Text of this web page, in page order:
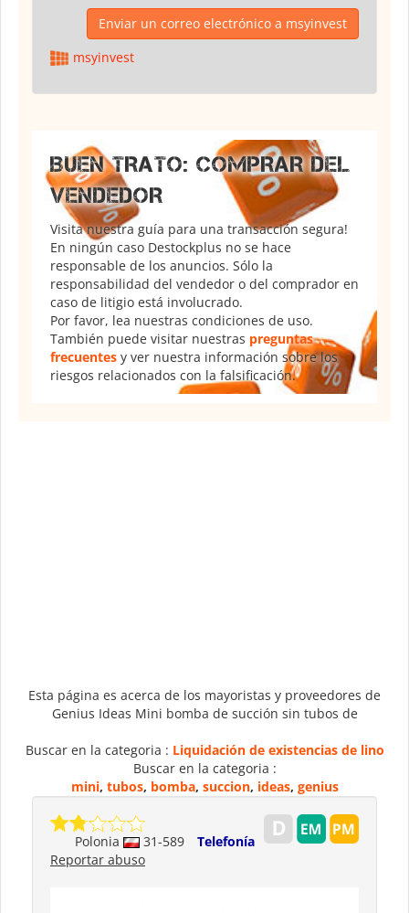
Enviar un correo electrónico a msyinvest
msyinvest
BUEN TRATO: COMPRAR DEL
VENDEDOR
Visita nuestra guía para una transacción segura!
En ningún caso Destockplus no se hace
responsable de los anuncios. Sólo la
responsabilidad del vendedor o del comprador en
caso de litigio está involucrado.
Por favor, lea nuestras condiciones de uso.
También puede visitar nuestras preguntas
frecuentes y ver nuestra información sobre los
riesgos relacionados con la falsificación.
Esta página es acerca de los mayoristas y proveedores de
Genius Ideas Mini bomba de succión sin tubos de
Buscar en la categoria : Liquidación de existencias de lino
Buscar en la categoria :
mini, tubos, bomba, succion, ideas, genius
Polonia 31-589
Telefonía
Reportar abuso